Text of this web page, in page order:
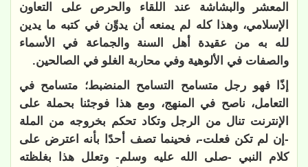
المعشر والبشاشة عند اللقاء والحرص على التعاون
الإسلامي، وهذا كله لم يمنعه أن يدوِّن في كتبه ما يدين
لله به من عقيدة أهل السنة والجماعة في الأسماء
والصفات في الألوهية وفي محاربة الغلو في الصالحين.
إذًا فهو رجل متسامح التسامح المنضبط؛ متسامح في
التعامل، ناصح في المنهج، ومع هذا فوجئنا بحملة على
الإنترنت تنال من الرجل وتكاد تحكم بخروجه من الملة
-إن لم تكن فعلت-، فحينما تصف أحدًا بأنه اعترض على
كلام النبي -صلى الله عليه وسلم- وتعلل هذا بغلظته